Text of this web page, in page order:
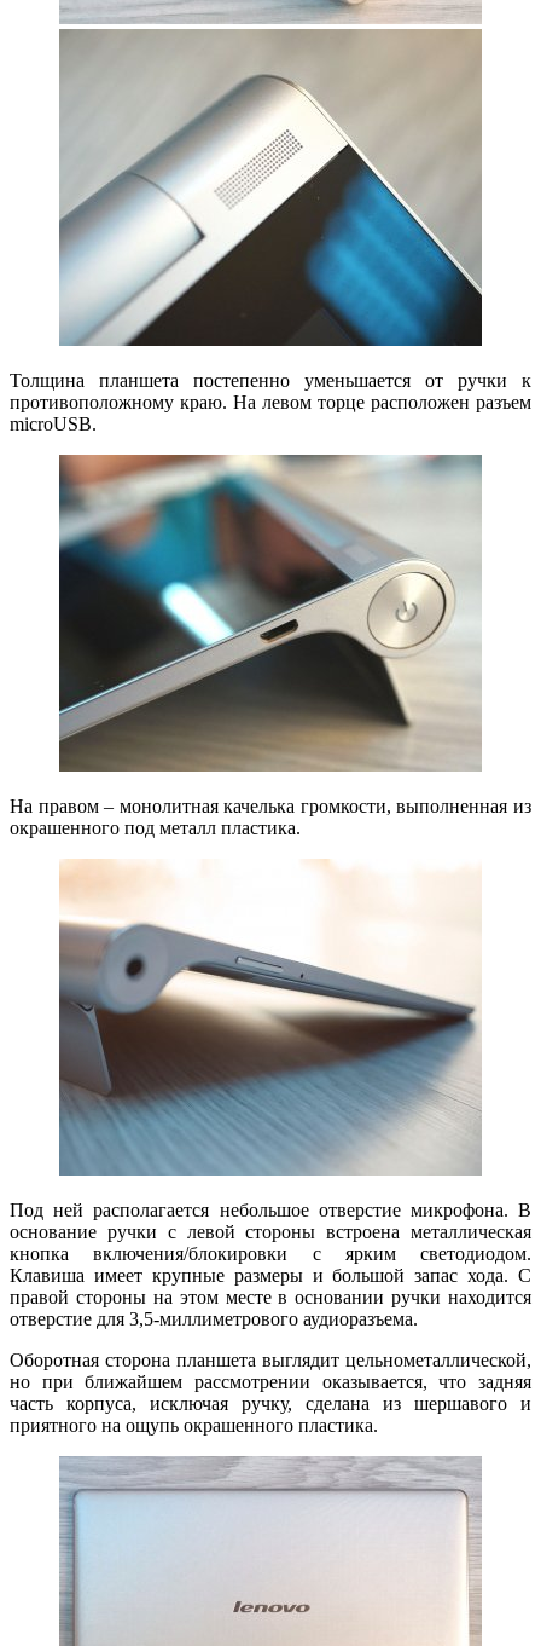
Толщина планшета постепенно уменьшается от ручки к
противоположному краю. На левом торце расположен разъем
microUSB.
На правом – монолитная качелька громкости, выполненная из
окрашенного под металл пластика.
Под ней располагается небольшое отверстие микрофона. В
основание ручки с левой стороны встроена металлическая
кнопка включения/блокировки с ярким светодиодом.
Клавиша имеет крупные размеры и большой запас хода. C
правой стороны на этом месте в основании ручки находится
отверстие для 3,5-миллиметрового аудиоразъема.
Оборотная сторона планшета выглядит цельнометаллической,
но при ближайшем рассмотрении оказывается, что задняя
часть корпуса, исключая ручку, сделана из шершавого и
приятного на ощупь окрашенного пластика.